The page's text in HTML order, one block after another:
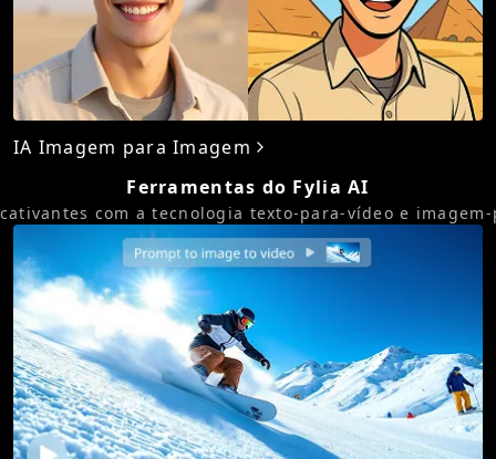
IA Imagem para Imagem
Ferramentas do Fylia AI
com a tecnologia texto-para-vídeo e